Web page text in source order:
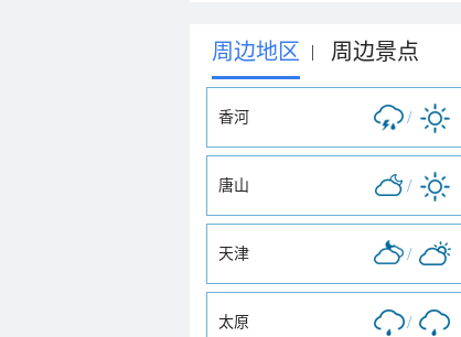
周边地区 | 周边景点
香河 /
唐山 /
天津 /
太原 /